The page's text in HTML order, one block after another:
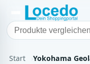
Start Yokohama